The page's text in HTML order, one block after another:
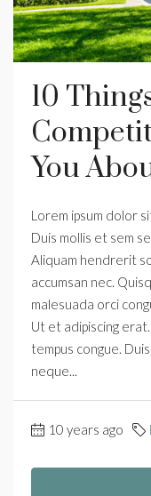
10
You
Lorem ipsum dolor
Duis mollis et sem
Aliquam hendrerit
accumsan nec.
malesuada orci
Ut et adipiscing
tempus congue.
neque...
10 years ago